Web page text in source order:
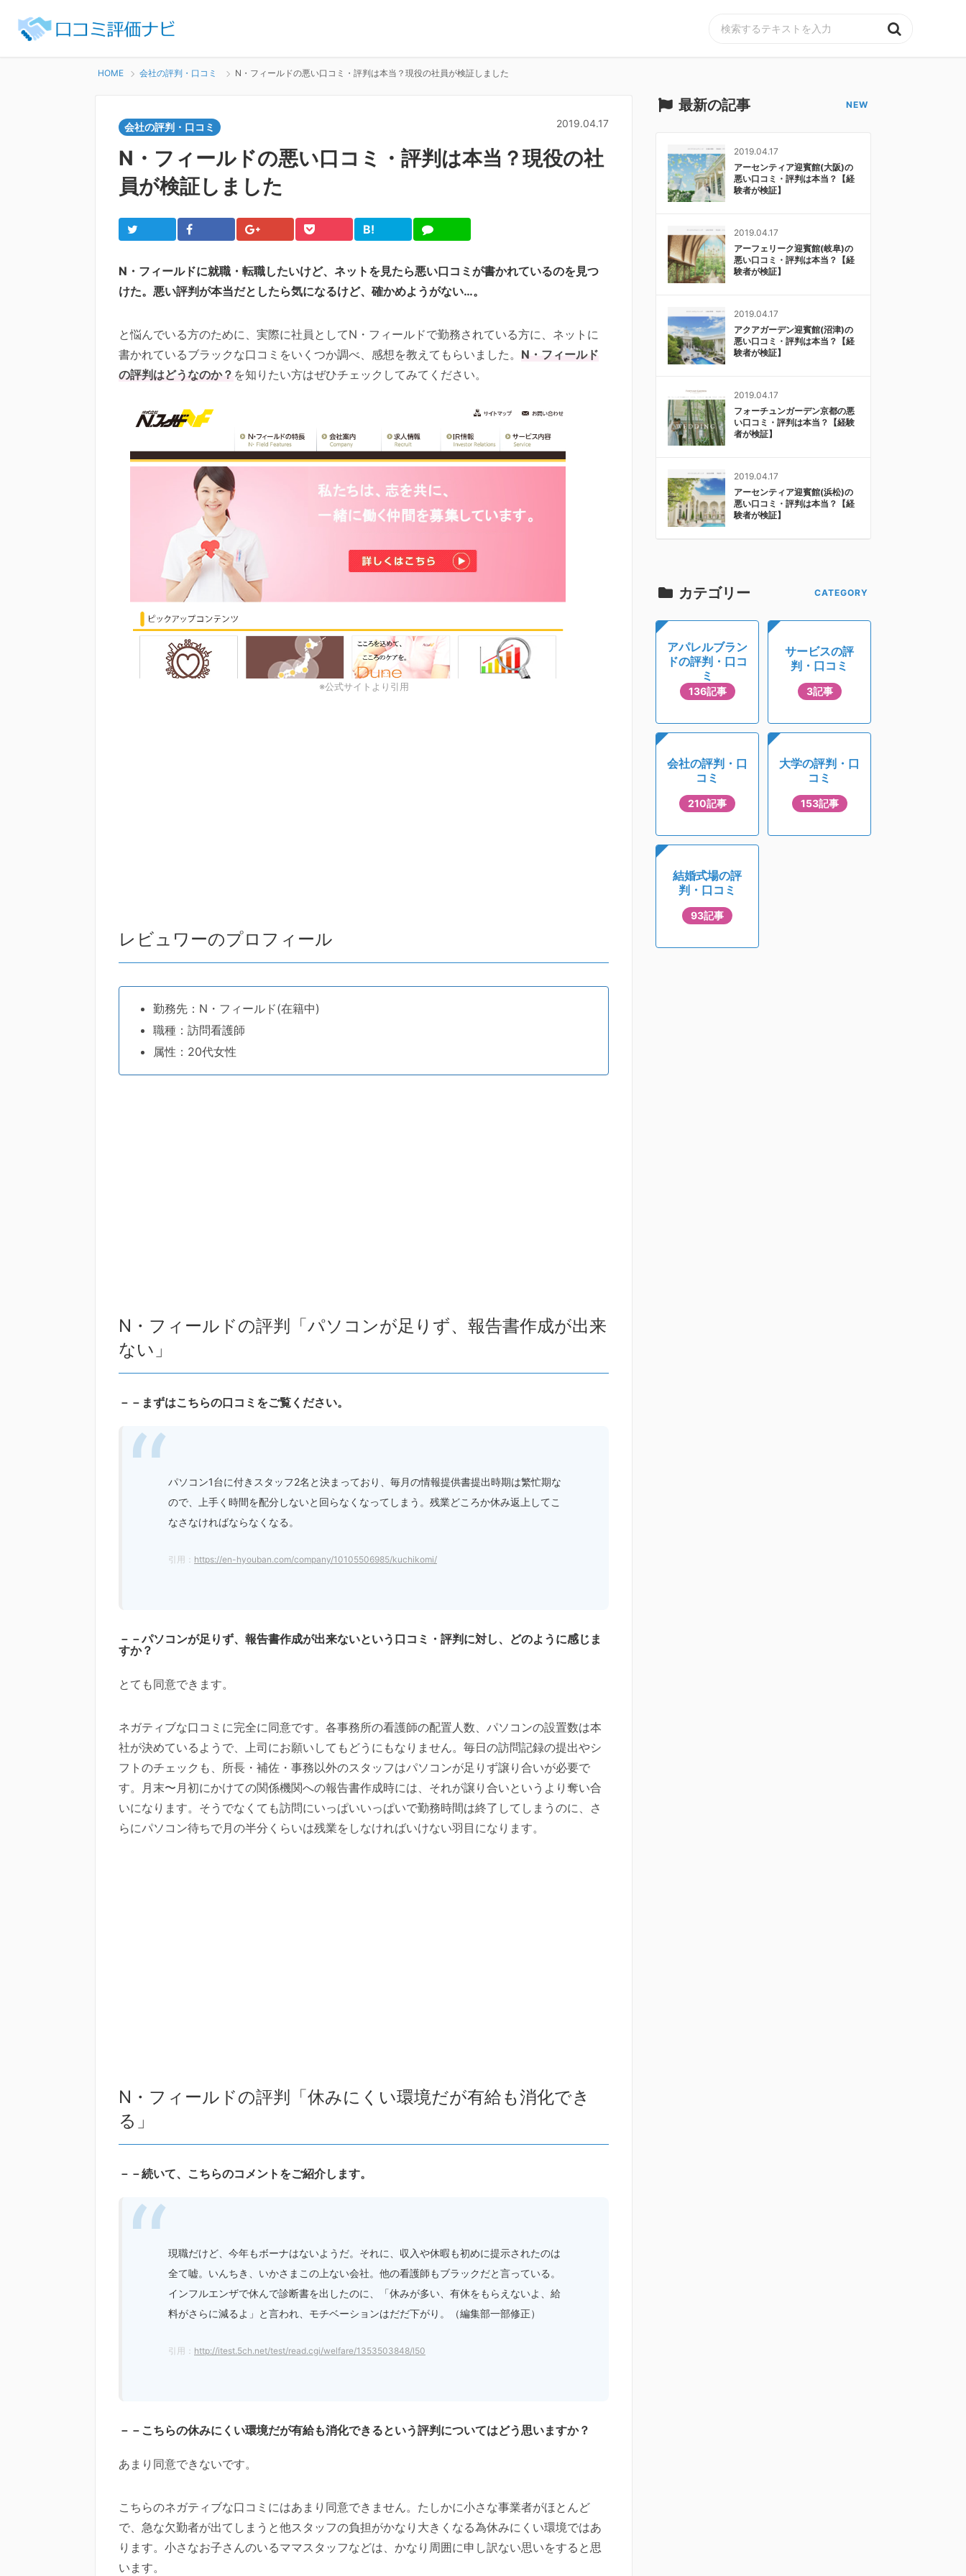
HOME 会社の評判・口コミ N・フィールドの悪い口コミ・評判は本当？現役の社員が検証しました
会社の評判・口コミ 2019.04.17
N・フィールドの悪い口コミ・評判は本当？現役の社
員が検証しました
Twitter Facebook Google+ Pocket
B!
は
ブ
LINE
N・フィールドに就職・転職したいけど、ネットを見たら悪い口コミが書かれているのを見つ
けた。悪い評判が本当だとしたら気になるけど、確かめようがない…。
と悩んでいる方のために、実際に社員としてN・フィールドで勤務されている方に、ネットに
書かれているブラックな口コミをいくつか調べ、感想を教えてもらいました。 N・フィールド
の評判はどうなのか？ を知りたい方はぜひチェックしてみてください。
※公式サイトより引用
レビュワーのプロフィール
勤務先：N・フィールド(在籍中)
職種：訪問看護師
属性：20代女性
N・フィールドの評判「パソコンが足りず、報告書作成が出来
ない」
－－まずはこちらの口コミをご覧ください。
パソコン1台に付きスタッフ2名と決まっており、毎月の情報提供書提出時期は繁忙期な
ので、上手く時間を配分しないと回らなくなってしまう。残業どころか休み返上してこ
なさなければならなくなる。
引用： https://en-hyouban.com/company/10105506985/kuchikomi/
－－パソコンが足りず、報告書作成が出来ないという口コミ・評判に対し、どのように感じま
すか？
とても同意できます。
ネガティブな口コミに完全に同意です。各事務所の看護師の配置人数、パソコンの設置数は本
社が決めているようで、上司にお願いしてもどうにもなりません。毎日の訪問記録の提出やシ
フトのチェックも、所長・補佐・事務以外のスタッフはパソコンが足りず譲り合いが必要で
す。月末〜月初にかけての関係機関への報告書作成時には、それが譲り合いというより奪い合
いになります。そうでなくても訪問にいっぱいいっぱいで勤務時間は終了してしまうのに、さ
らにパソコン待ちで月の半分くらいは残業をしなければいけない羽目になります。
N・フィールドの評判「休みにくい環境だが有給も消化でき
る」
－－続いて、こちらのコメントをご紹介します。
現職だけど、今年もボーナはないようだ。それに、収入や休暇も初めに提示されたのは
全て嘘。いんちき、いかさまこの上ない会社。他の看護師もブラックだと言っている。
インフルエンザで休んで診断書を出したのに、「休みが多い、有休をもらえないよ、給
料がさらに減るよ」と言われ、モチベーションはだだ下がり。（編集部一部修正）
引用： http://itest.5ch.net/test/read.cgi/welfare/1353503848/l50
－－こちらの休みにくい環境だが有給も消化できるという評判についてはどう思いますか？
あまり同意できないです。
こちらのネガティブな口コミにはあまり同意できません。たしかに小さな事業者がほとんど
で、急な欠勤者が出てしまうと他スタッフの負担がかなり大きくなる為休みにくい環境ではあ
ります。小さなお子さんのいるママスタッフなどは、かなり周囲に申し訳ない思いをすると思
います。
最新の記事
2019.04.17
アーセンティア迎賓館(大阪)の
悪い口コミ・評判は本当？【経
験者が検証】
2019.04.17
アーフェリーク迎賓館(岐阜)の
悪い口コミ・評判は本当？【経
験者が検証】
2019.04.17
アクアガーデン迎賓館(沼津)の
悪い口コミ・評判は本当？【経
験者が検証】
2019.04.17
フォーチュンガーデン京都の悪
い口コミ・評判は本当？【経験
者が検証】
2019.04.17
アーセンティア迎賓館(浜松)の
悪い口コミ・評判は本当？【経
験者が検証】
カテゴリー
アパレルブラン
ドの評判・口コ
ミ
136記事
サービスの評
判・口コミ
3記事
会社の評判・口
コミ
210記事
大学の評判・口
コミ
153記事
結婚式場の評
判・口コミ
93記事